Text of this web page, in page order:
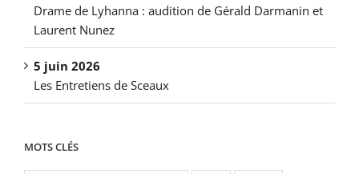
Drame de Lyhanna : audition de Gérald Darmanin et
Laurent Nunez
5 juin 2026
Les Entretiens de Sceaux
MOTS CLÉS